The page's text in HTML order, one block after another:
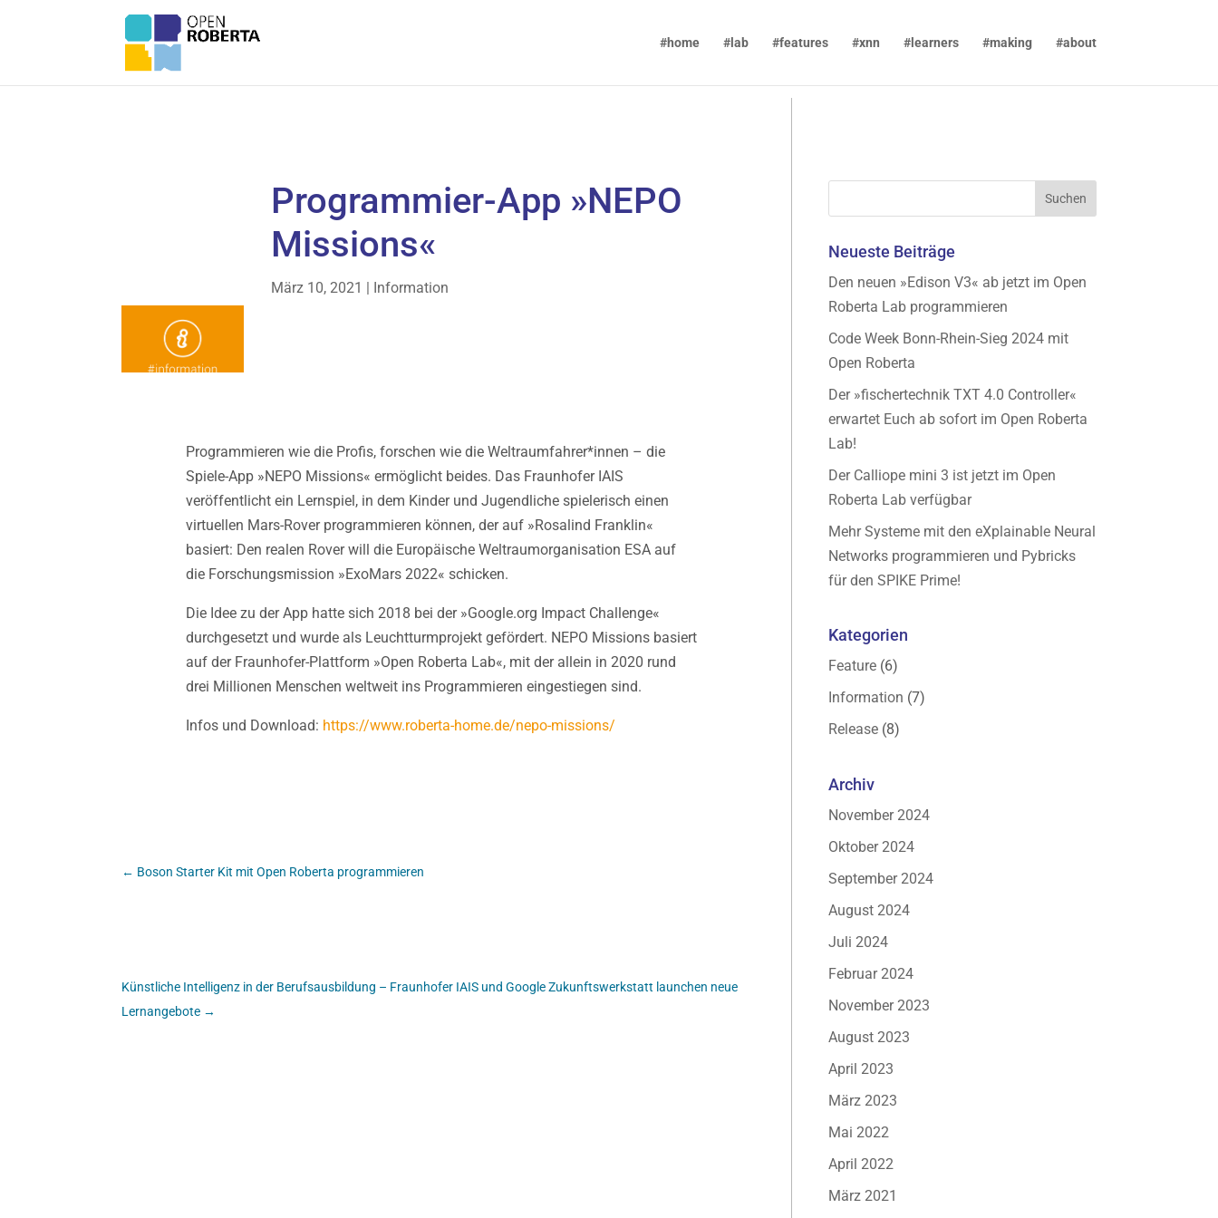
#home #lab #features #xnn #learners #making #about
Programmier-App »NEPO
Missions«
März 10, 2021 | Information
Programmieren wie die Profis, forschen wie die Weltraumfahrer*innen – die
Spiele-App »NEPO Missions« ermöglicht beides. Das Fraunhofer IAIS
veröffentlicht ein Lernspiel, in dem Kinder und Jugendliche spielerisch einen
virtuellen Mars-Rover programmieren können, der auf »Rosalind Franklin«
basiert: Den realen Rover will die Europäische Weltraumorganisation ESA auf
die Forschungsmission »ExoMars 2022« schicken.
Die Idee zu der App hatte sich 2018 bei der »Google.org Impact Challenge«
durchgesetzt und wurde als Leuchtturmprojekt gefördert. NEPO Missions basiert
auf der Fraunhofer-Plattform »Open Roberta Lab«, mit der allein in 2020 rund
drei Millionen Menschen weltweit ins Programmieren eingestiegen sind.
Infos und Download: https://www.roberta-home.de/nepo-missions/
← Boson Starter Kit mit Open Roberta programmieren
Künstliche Intelligenz in der Berufsausbildung – Fraunhofer IAIS und Google Zukunftswerkstatt launchen neue
Lernangebote →
Neueste Beiträge
Den neuen »Edison V3« ab jetzt im Open
Roberta Lab programmieren
Code Week Bonn-Rhein-Sieg 2024 mit
Open Roberta
Der »fischertechnik TXT 4.0 Controller«
erwartet Euch ab sofort im Open Roberta
Lab!
Der Calliope mini 3 ist jetzt im Open
Roberta Lab verfügbar
Mehr Systeme mit den eXplainable Neural
Networks programmieren und Pybricks
für den SPIKE Prime!
Kategorien
Feature(6)
Information (7)
Release(8)
Archiv
November 2024
Oktober 2024
September 2024
August 2024
Juli 2024
Februar 2024
November 2023
August 2023
April 2023
März 2023
Mai 2022
April 2022
März 2021